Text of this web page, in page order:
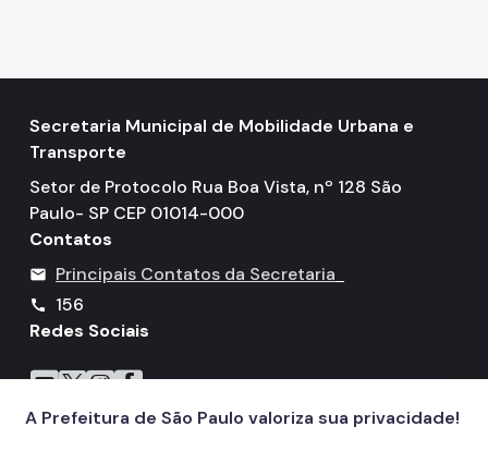
Secretaria Municipal de Mobilidade Urbana e
Transporte
Setor de Protocolo Rua Boa Vista, nº 128 São
Paulo- SP CEP 01014-000
Contatos
mail Principais Contatos da Secretaria
call
156
Redes Sociais
Icone do YouTube
Icone do X
Icone do Instagram
Icone do Facebook
A Prefeitura de São Paulo valoriza sua privacidade!